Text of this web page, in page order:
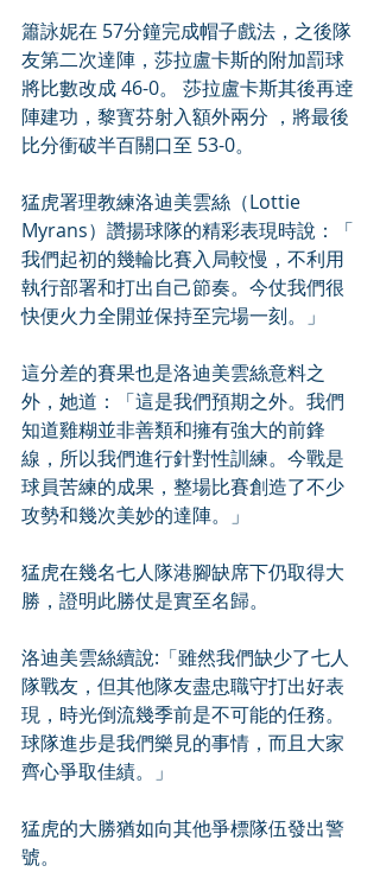
簫詠妮在 57分鐘完成帽子戲法，之後隊
友第二次達陣，莎拉盧卡斯的附加罰球
將比數改成 46-0。 莎拉盧卡斯其後再逹
陣建功，黎寳芬射入額外兩分 ，將最後
比分衝破半百關口至 53-0。
猛虎署理教練洛迪美雲絲（Lottie
Myrans）讚揚球隊的精彩表現時說：「
我們起初的幾輪比賽入局較慢，不利用
執行部署和打出自己節奏。今仗我們很
快便火力全開並保持至完場一刻。」
這分差的賽果也是洛迪美雲絲意料之
外，她道：「這是我們預期之外。我們
知道雞糊並非善類和擁有強大的前鋒
線，所以我們進行針對性訓練。今戰是
球員苦練的成果，整場比賽創造了不少
攻勢和幾次美妙的達陣。」
猛虎在幾名七人隊港腳缺席下仍取得大
勝，證明此勝仗是實至名歸。
洛迪美雲絲續說:「雖然我們缺少了七人
隊戰友，但其他隊友盡忠職守打出好表
現，時光倒流幾季前是不可能的任務。
球隊進步是我們樂見的事情，而且大家
齊心爭取佳績。」
猛虎的大勝猶如向其他爭標隊伍發出警
號。